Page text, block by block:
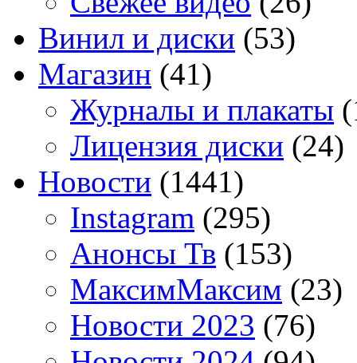
Винил и диски (53)
Магазин (41)
Журналы и плакаты
Лицензия диски (24)
Новости (1441)
Instagram (295)
Анонсы Тв (153)
МаксимМаксим (23)
Новости 2023 (76)